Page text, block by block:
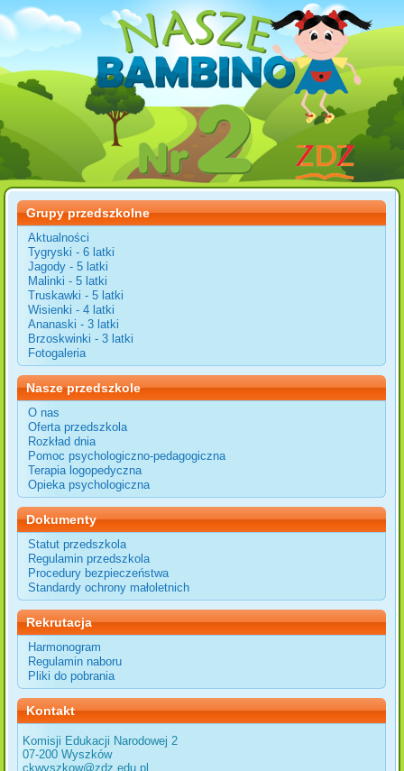
Grupy przedszkolne
Aktualności
Tygryski - 6 latki
Jagody - 5 latki
Malinki - 5 latki
Truskawki - 5 latki
Wisienki - 4 latki
Ananaski - 3 latki
Brzoskwinki - 3 latki
Fotogaleria
Nasze przedszkole
O nas
Oferta przedszkola
Rozkład dnia
Pomoc psychologiczno-pedagogiczna
Terapia logopedyczna
Opieka psychologiczna
Dokumenty
Statut przedszkola
Regulamin przedszkola
Procedury bezpieczeństwa
Standardy ochrony małoletnich
Rekrutacja
Harmonogram
Regulamin naboru
Pliki do pobrania
Kontakt
Komisji Edukacji Narodowej 2
07-200 Wyszków
ckwyszkow@zdz.edu.pl